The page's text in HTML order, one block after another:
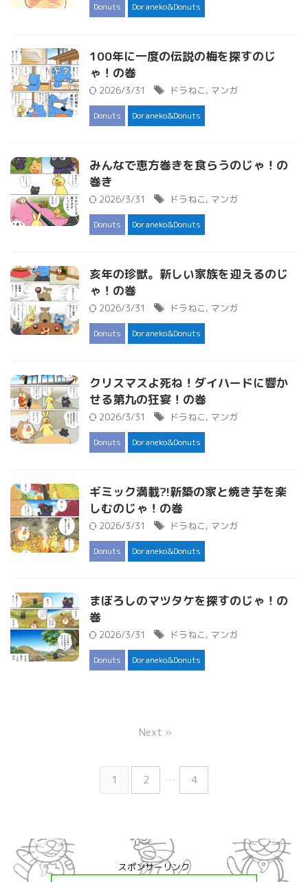
Donuts Doraneko&Donuts
100年に一度の伝説の梅を探すのじ
ゃ！の巻
2026/3/31 ドラねこ, マンガ
Donuts Doraneko&Donuts
みんなで恵方巻きを食らうのじゃ！の
巻き
2026/3/31 ドラねこ, マンガ
Donuts Doraneko&Donuts
亥年の珍獣。新しい家族を迎えるのじ
ゃ！の巻
2026/3/31 ドラねこ, マンガ
Donuts Doraneko&Donuts
クリスマスよ死ね！ダイハードに響か
せる第九の狂宴！の巻
2026/3/31 ドラねこ, マンガ
Donuts Doraneko&Donuts
ギミック満載?!新築の家と焼き芋を楽
しむのじゃ！の巻
2026/3/31 ドラねこ, マンガ
Donuts Doraneko&Donuts
まぼろしのマツタケを探すのじゃ！の
巻
2026/3/31 ドラねこ, マンガ
Donuts Doraneko&Donuts
1 2 … 4
Next »
スポンサーリンク